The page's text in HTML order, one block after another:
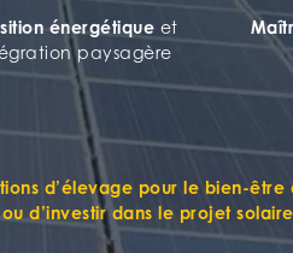
énergétique et
paysagère
d’élevage pour le bien-être
d’investir dans le projet solaire